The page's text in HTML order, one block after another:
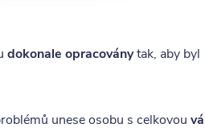
dokonale opracoványtak, aby byl
unese osobu s celkovou